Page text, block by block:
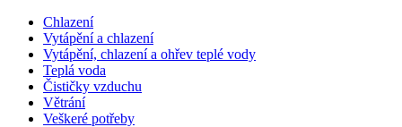
Chlazení
Vytápění a chlazení
Vytápění, chlazení a ohřev teplé vody
Teplá voda
Čističky vzduchu
Větrání
Veškeré potřeby